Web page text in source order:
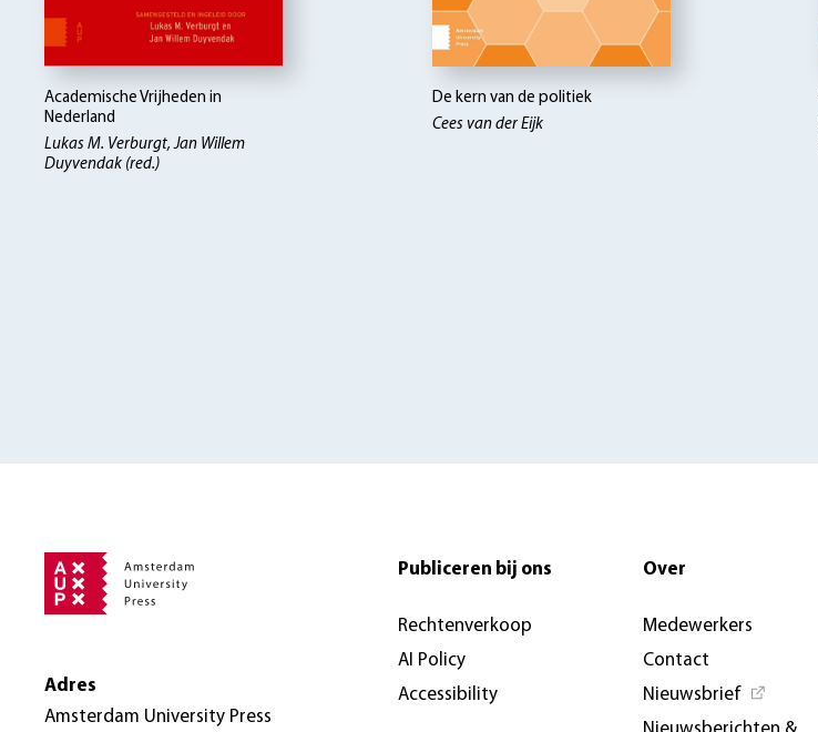
Academische Vrijheden in
Nederland
Lukas M. Verburgt, Jan Willem
Duyvendak (red.)
De kern van de politiek
Cees van der Eijk
Adres
Amsterdam University Press
Publiceren bij ons
Rechtenverkoop
AI Policy
Accessibility
Over
Medewerkers
Contact
Nieuwsbrief